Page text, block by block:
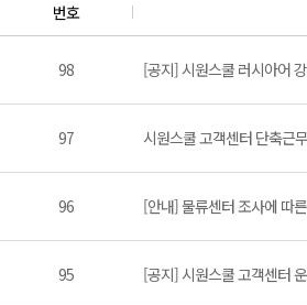
번호
98 [공지] 시원스쿨 러시아어
97 시원스쿨 고객센터 단축근
96 [안내] 물류센터 조사에 따
95 [공지] 시원스쿨 고객센터